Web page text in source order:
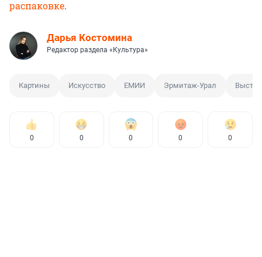
распаковке.
Дарья Костомина
Редактор раздела «Культура»
Картины Искусство ЕМИИ Эрмитаж-Урал
0 0 0 0 0